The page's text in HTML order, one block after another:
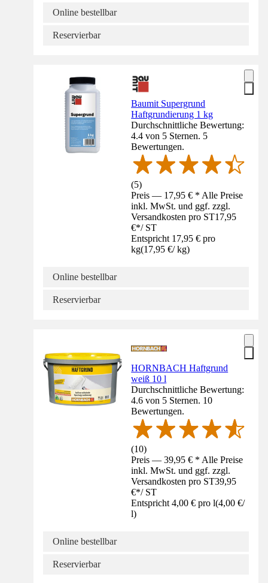
Online bestellbar
Reservierbar
Baumit Supergrund
Haftgrundierung 1 kg
Durchschnittliche Bewertung:
4.4 von 5 Sternen. 5
Bewertungen.
(5)
Preis — 17,95 € * Alle Preise
inkl. MwSt. und ggf. zzgl.
Versandkosten pro ST17,95
€*/ ST
Entspricht 17,95 € pro
kg(17,95 €/ kg)
Online bestellbar
Reservierbar
HORNBACH Haftgrund
weiß 10 l
Durchschnittliche Bewertung:
4.6 von 5 Sternen. 10
Bewertungen.
(10)
Preis — 39,95 € * Alle Preise
inkl. MwSt. und ggf. zzgl.
Versandkosten pro ST39,95
€*/ ST
Entspricht 4,00 € pro l(4,00 €/
l)
Online bestellbar
Reservierbar